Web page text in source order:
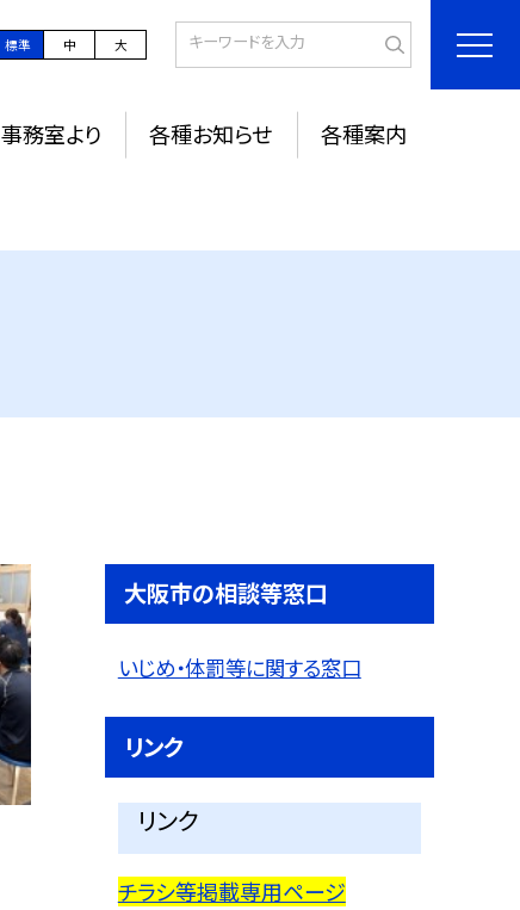
標準 中 大
事務室より 各種お知らせ 各種案内
大阪市の相談等窓口
いじめ・体罰等に関する窓口
リンク
リンク
チラシ等掲載専用ページ